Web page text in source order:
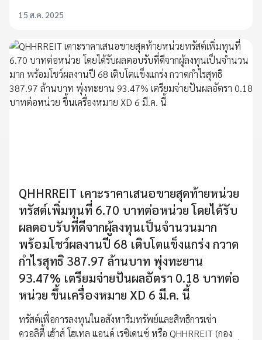
15 ส.ค. 2025
QHHRREIT เคาะราคาเสนอขายสุดท้ายหน่วย
ทรัสต์เพิ่มทุนที่ 6.70 บาทต่อหน่วย โดยได้รับ
ผลตอบรับที่ดีจากผู้ลงทุนเป็นจำนวนมาก
พร้อมโชว์ผลงานปี 68 เติบโตแข็งแกร่ง กวาด
กำไรสุทธิ 387.97 ล้านบาท พุ่งทะยาน
93.47% เตรียมจ่ายปันผลอัตรา 0.18 บาทต่อ
หน่วย ขึ้นเครื่องหมาย XD 6 มี.ค. นี้
ทรัสต์เพื่อการลงทุนในอสังหาริมทรัพย์และสิทธิการเช่า
ควอลิตี้ เฮ้าส์ โฮเทล แอนด์ เรซิเดนซ์ หรือ QHHRREIT (กอง